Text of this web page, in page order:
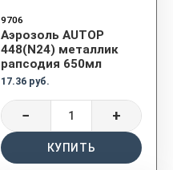
9706
Аэрозоль AUTOP
448(N24) металлик
рапсодия 650мл
17.36 руб.
− +
КУПИТЬ